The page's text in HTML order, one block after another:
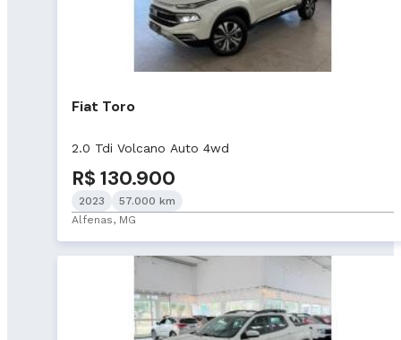
Fiat Toro
2.0 Tdi Volcano Auto 4wd
R$ 130.900
2023
57.000 km
Alfenas, MG